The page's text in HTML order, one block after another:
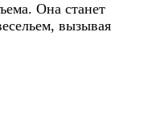
Она станет
вызывая